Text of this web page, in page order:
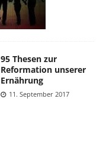
95 Thesen zur
Reformation unserer
Ernährung
11. September 2017